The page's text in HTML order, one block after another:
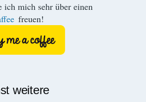
ich mich sehr über einen
freuen!
weitere